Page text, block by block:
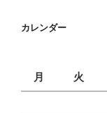
カレンダー
月
火